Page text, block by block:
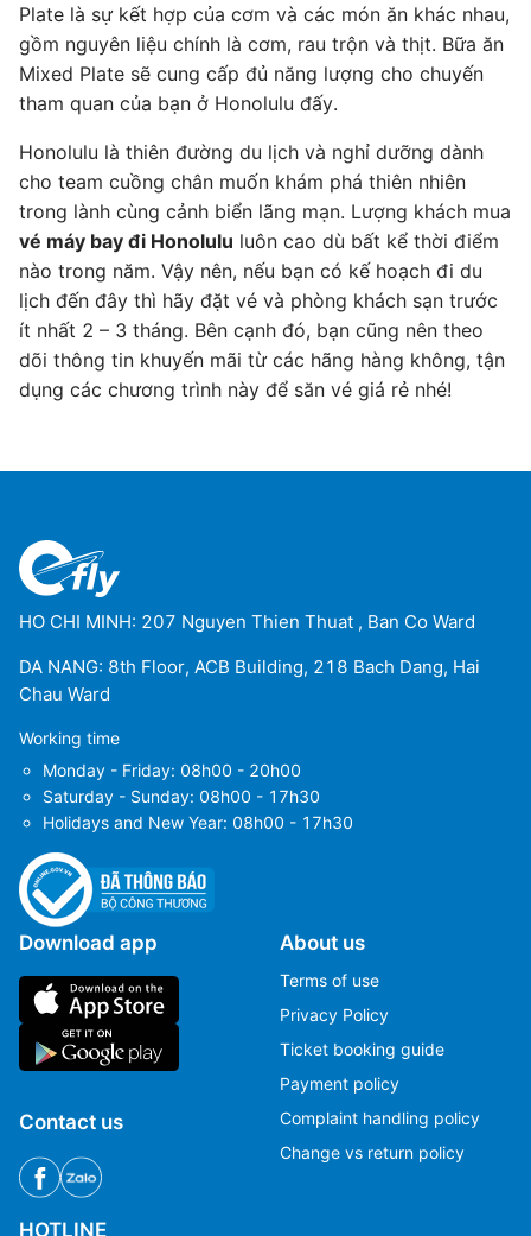
Plate là sự kết hợp của cơm và các món ăn khác nhau,
gồm nguyên liệu chính là cơm, rau trộn và thịt. Bữa ăn
Mixed Plate sẽ cung cấp đủ năng lượng cho chuyến
tham quan của bạn ở Honolulu đấy.
Honolulu là thiên đường du lịch và nghỉ dưỡng dành
cho team cuồng chân muốn khám phá thiên nhiên
trong lành cùng cảnh biển lãng mạn. Lượng khách mua
vé máy bay đi Honolulu luôn cao dù bất kể thời điểm
nào trong năm. Vậy nên, nếu bạn có kế hoạch đi du
lịch đến đây thì hãy đặt vé và phòng khách sạn trước
ít nhất 2 – 3 tháng. Bên cạnh đó, bạn cũng nên theo
dõi thông tin khuyến mãi từ các hãng hàng không, tận
dụng các chương trình này để săn vé giá rẻ nhé!
HO CHI MINH: 207 Nguyen Thien Thuat , Ban Co Ward
DA NANG: 8th Floor, ACB Building, 218 Bach Dang, Hai
Chau Ward
Working time
Monday - Friday: 08h00 - 20h00
Saturday - Sunday: 08h00 - 17h30
Holidays and New Year: 08h00 - 17h30
Download app
Contact us
About us
Terms of use
Privacy Policy
Ticket booking guide
Payment policy
Complaint handling policy
Change vs return policy
HOTLINE